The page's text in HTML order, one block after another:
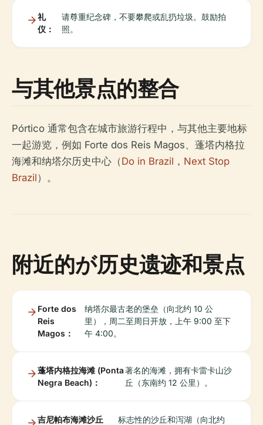
礼
仪：
请尊重纪念碑，不要攀爬或乱扔垃圾。鼓励拍
照。
与其他景点的整合
Pórtico 通常包含在城市旅游行程中，与其他主要地标
一起游览，例如 Forte dos Reis Magos、蓬塔内格拉
海滩和纳塔尔历史中心（Do in Brazil ， Next Stop
Brazil）。
附近的が历史遗迹和景点
Forte dos
Reis
Magos：
纳塔尔最古老的堡垒（向北约 10 公
里），周二至周日开放，上午 9:00 至下
午 4:00。
蓬塔内格拉海滩 (Ponta
Negra Beach)：
著名的海滩，拥有卡雷卡山沙
丘（东南约 12 公里）。
吉尼帕布海滩沙丘
标志性的沙丘和泻湖（向北约